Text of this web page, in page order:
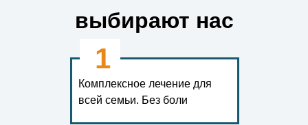
выбирают нас
1
Комплексное лечение для
всей семьи. Без боли